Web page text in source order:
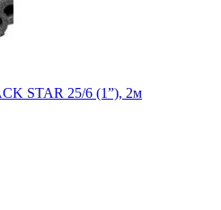
STAR 25/6 (1”), 2м